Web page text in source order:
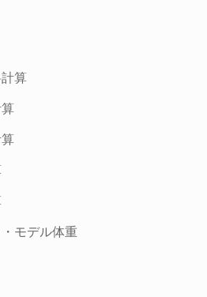
算
モデル体重